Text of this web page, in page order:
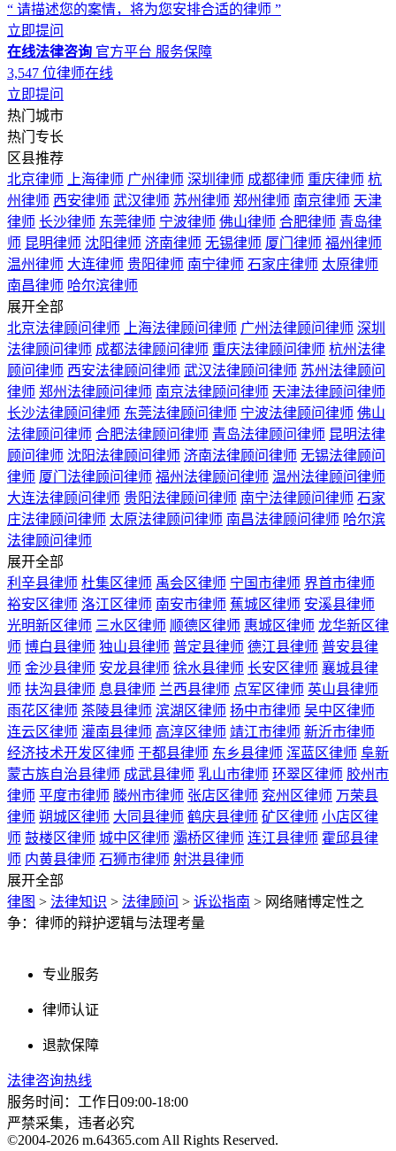
“ 请描述您的案情，将为您安排合适的律师 ”
立即提问
在线法律咨询 官方平台 服务保障
3,547 位律师在线
立即提问
热门城市
热门专长
区县推荐
北京律师
上海律师 广州律师 深圳律师 成都律师 重庆律师 杭
州律师 西安律师 武汉律师 苏州律师 郑州律师 南京律师 天津
律师 长沙律师 东莞律师 宁波律师 佛山律师 合肥律师 青岛律
师 昆明律师 沈阳律师 济南律师 无锡律师 厦门律师 福州律师
温州律师 大连律师 贵阳律师 南宁律师 石家庄律师 太原律师
南昌律师 哈尔滨律师
展开全部
北京法律顾问律师
上海法律顾问律师 广州法律顾问律师 深圳
法律顾问律师 成都法律顾问律师 重庆法律顾问律师 杭州法律
顾问律师 西安法律顾问律师 武汉法律顾问律师 苏州法律顾问
律师 郑州法律顾问律师 南京法律顾问律师 天津法律顾问律师
长沙法律顾问律师 东莞法律顾问律师 宁波法律顾问律师 佛山
法律顾问律师 合肥法律顾问律师 青岛法律顾问律师 昆明法律
顾问律师 沈阳法律顾问律师 济南法律顾问律师 无锡法律顾问
律师 厦门法律顾问律师 福州法律顾问律师 温州法律顾问律师
大连法律顾问律师 贵阳法律顾问律师 南宁法律顾问律师 石家
庄法律顾问律师 太原法律顾问律师 南昌法律顾问律师 哈尔滨
法律顾问律师
展开全部
利辛县律师 杜集区律师 禹会区律师 宁国市律师 界首市律师
裕安区律师 洛江区律师 南安市律师 蕉城区律师 安溪县律师
光明新区律师 三水区律师 顺德区律师 惠城区律师 龙华新区律
师 博白县律师 独山县律师 普定县律师 德江县律师 普安县律
师 金沙县律师 安龙县律师 徐水县律师 长安区律师 襄城县律
师 扶沟县律师 息县律师 兰西县律师 点军区律师 英山县律师
雨花区律师 茶陵县律师 滨湖区律师 扬中市律师 吴中区律师
连云区律师 灌南县律师 高淳区律师 靖江市律师 新沂市律师
经济技术开发区律师 于都县律师 东乡县律师 浑蓝区律师 阜新
蒙古族自治县律师 成武县律师 乳山市律师 环翠区律师 胶州市
律师 平度市律师 滕州市律师 张店区律师 兖州区律师 万荣县
律师 朔城区律师 大同县律师 鹤庆县律师 矿区律师 小店区律
师 鼓楼区律师 城中区律师 灞桥区律师 连江县律师 霍邱县律
师 内黄县律师 石狮市律师 射洪县律师
展开全部
律图 > 法律知识 > 法律顾问 > 诉讼指南 > 网络赌博定性之
争：律师的辩护逻辑与法理考量
专业服务
律师认证
退款保障
法律咨询热线
服务时间：工作日09:00-18:00
严禁采集，违者必究
©2004-2026 m.64365.com All Rights Reserved.